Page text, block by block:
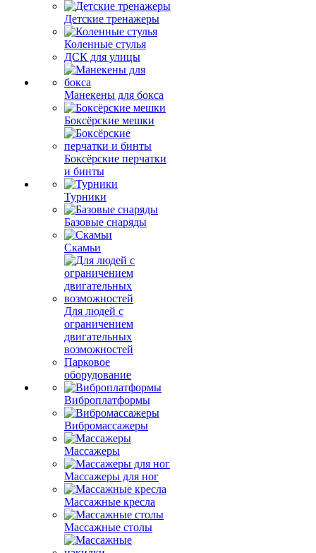
Детские тренажеры
Коленные стулья
ДСК для улицы
Манекены для бокса
Боксёрские мешки
Боксёрские перчатки
и бинты
Турники
Базовые снаряды
Скамьи
Для людей с
ограничением
двигательных
возможностей
Парковое
оборудование
Виброплатформы
Вибромассажеры
Массажеры
Массажеры для ног
Массажные кресла
Массажные столы